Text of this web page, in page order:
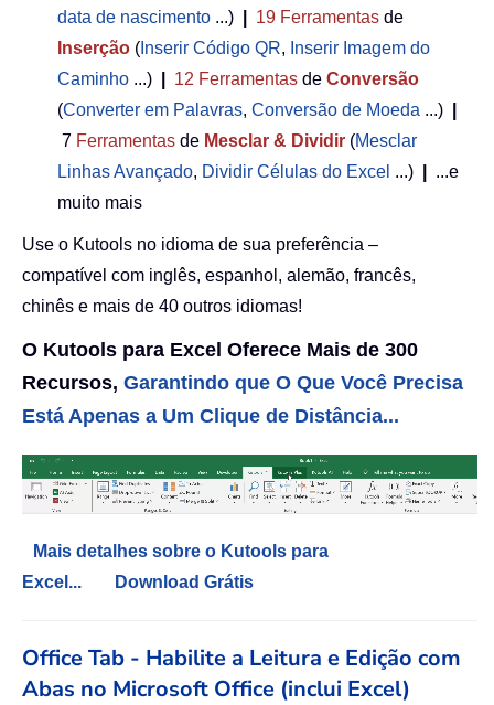
data de nascimento ...) 19 Ferramentas de
Inserção ( Inserir Código QR, Inserir Imagem do
Caminho ...) 12 Ferramentas de Conversão
(Converter em Palavras, Conversão de Moeda ...)
7 Ferramentas de Mesclar & Dividir (Mesclar
Linhas Avançado, Dividir Células do Excel ...)
...e
muito mais
Use o Kutools no idioma de sua preferência –
compatível com inglês, espanhol, alemão, francês,
chinês e mais de 40 outros idiomas!
O Kutools para Excel Oferece Mais de 300
Recursos, Garantindo que O Que Você Precisa
Está Apenas a Um Clique de Distância...
Mais detalhes sobre o Kutools para
Excel...
Download Grátis
Office Tab - Habilite a Leitura e Edição com
Abas no Microsoft Office (inclui Excel)